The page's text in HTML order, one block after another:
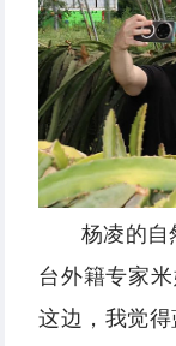
杨凌的自
台外籍专家
这边，我觉